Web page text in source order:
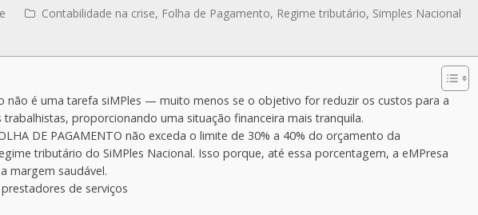
Contabilidade na crise, Folha de Pagamento, Regime tributário, Simples Nacional
não é uma tarefa siMPles — muito menos se o objetivo for reduzir os custos para a
proporcionando uma situação financeira mais tranquila.
DE PAGAMENTO não exceda o limite de 30% a 40% do orçamento da
tributário do SiMPles Nacional. Isso porque, até essa porcentagem, a eMPresa
margem saudável.
de serviços